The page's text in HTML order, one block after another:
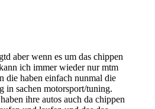
aber wenn es um das chippen
ich immer wieder nur mtm
die haben einfach nunmal die
in sachen motorsport/tuning.
ihre autos auch da chippen